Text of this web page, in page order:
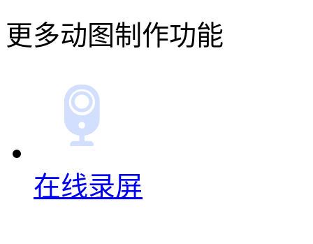
一分钟最好一个动图，
打开网站即可使用，gif
试一下吧！